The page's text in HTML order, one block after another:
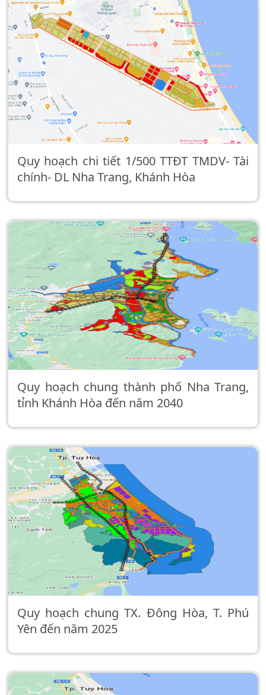
Quy hoạch chi tiết 1/500 TTĐT TMDV- Tài
chính- DL Nha Trang, Khánh Hòa
Quy hoạch chung thành phố Nha Trang,
tỉnh Khánh Hòa đến năm 2040
Quy hoạch chung TX. Đông Hòa, T. Phú
Yên đến năm 2025